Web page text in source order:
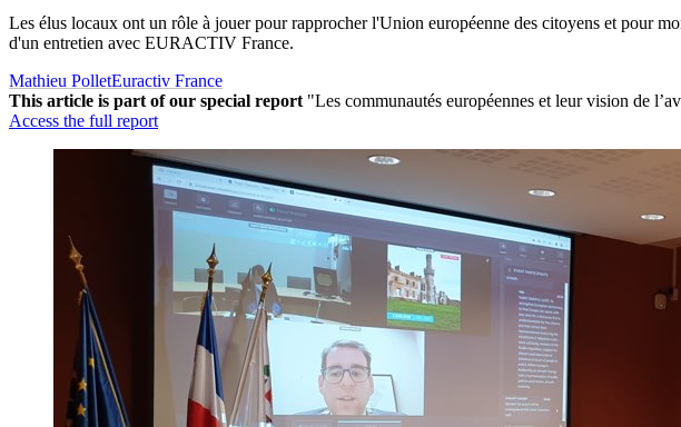
Les élus locaux ont un rôle à jouer pour rapprocher l'Union européenne des citoyens et pour
d'un entretien avec EURACTIV France.
Mathieu PolletEuractiv France
This article is part of our special report "Les communautés européennes et leur vision de
Access the full report